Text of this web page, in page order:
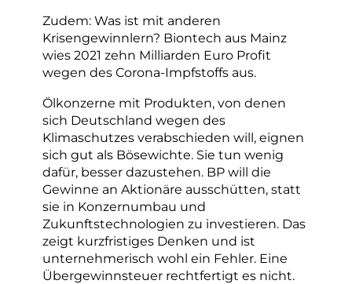
Zudem: Was ist mit anderen
Krisengewinnlern? Biontech aus Mainz
wies 2021 zehn Milliarden Euro Profit
wegen des Corona-Impfstoffs aus.
Ölkonzerne mit Produkten, von denen
sich Deutschland wegen des
Klimaschutzes verabschieden will, eignen
sich gut als Bösewichte. Sie tun wenig
dafür, besser dazustehen. BP will die
Gewinne an Aktionäre ausschütten, statt
sie in Konzernumbau und
Zukunftstechnologien zu investieren. Das
zeigt kurzfristiges Denken und ist
unternehmerisch wohl ein Fehler. Eine
Übergewinnsteuer rechtfertigt es nicht.